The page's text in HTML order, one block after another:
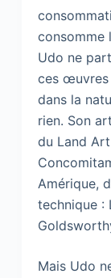
consomme
Udo ne
ces œuvres
dans la
rien. Son
du Land
Amérique,
technique :
Mais Udo